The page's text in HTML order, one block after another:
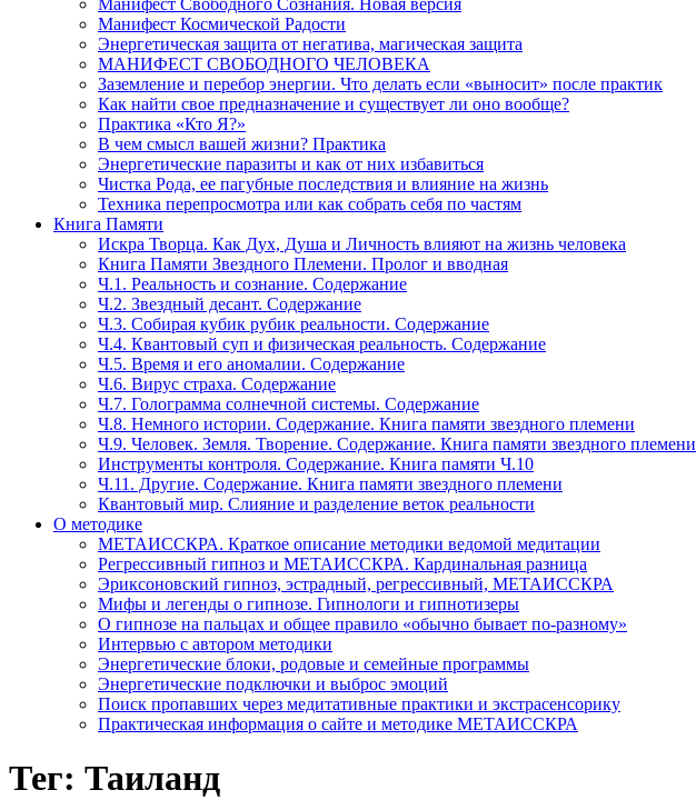
Манифест Свободного Сознания. Новая версия
Манифест Космической Радости
Энергетическая защита от негатива, магическая защита
МАНИФЕСТ СВОБОДНОГО ЧЕЛОВЕКА
Заземление и перебор энергии. Что делать если «выносит» после практик
Как найти свое предназначение и существует ли оно вообще?
Практика «Кто Я?»
В чем смысл вашей жизни? Практика
Энергетические паразиты и как от них избавиться
Чистка Рода, ее пагубные последствия и влияние на жизнь
Техника перепросмотра или как собрать себя по частям
Книга Памяти
Искра Творца. Как Дух, Душа и Личность влияют на жизнь человека
Книга Памяти Звездного Племени. Пролог и вводная
Ч.1. Реальность и сознание. Содержание
Ч.2. Звездный десант. Содержание
Ч.3. Собирая кубик рубик реальности. Содержание
Ч.4. Квантовый суп и физическая реальность. Содержание
Ч.5. Время и его аномалии. Содержание
Ч.6. Вирус страха. Содержание
Ч.7. Голограмма солнечной системы. Содержание
Ч.8. Немного истории. Содержание. Книга памяти звездного племени
Ч.9. Человек. Земля. Творение. Содержание. Книга памяти звездного племени
Инструменты контроля. Содержание. Книга памяти Ч.10
Ч.11. Другие. Содержание. Книга памяти звездного племени
Квантовый мир. Слияние и разделение веток реальности
О методике
МЕТАИССКРА. Краткое описание методики ведомой медитации
Регрессивный гипноз и МЕТАИССКРА. Кардинальная разница
Эриксоновский гипноз, эстрадный, регрессивный, МЕТАИССКРА
Мифы и легенды о гипнозе. Гипнологи и гипнотизеры
О гипнозе на пальцах и общее правило «обычно бывает по-разному»
Интервью с автором методики
Энергетические блоки, родовые и семейные программы
Энергетические подключки и выброс эмоций
Поиск пропавших через медитативные практики и экстрасенсорику
Практическая информация о сайте и методике МЕТАИССКРА
Тег: Таиланд